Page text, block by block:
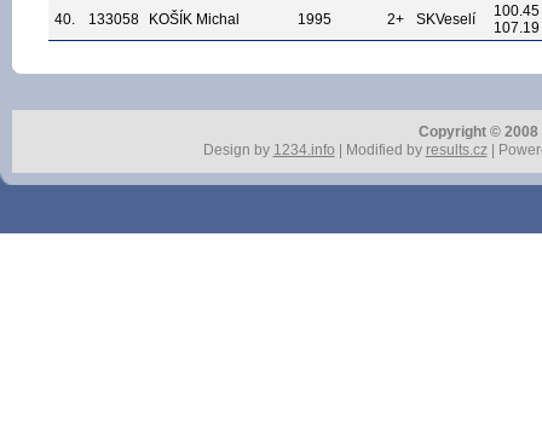
40.
133058 KOŠÍK Michal 1995 2+ SKVeselí
100.45
107.19
Copyright ©
Design by 1234.info | Modified by results.cz|